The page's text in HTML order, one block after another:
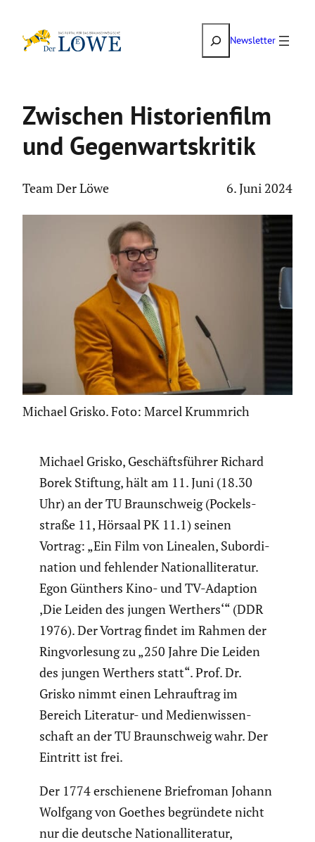
Inhalt
SuchenNewsletter
Zwischen Histo­ri­en­film
und Gegen­warts­kritik
Team Der Löwe 6. Juni 2024
Michael Grisko. Foto: Marcel Krummrich
Michael Grisko, Geschäfts­führer Richard
Borek Stiftung, hält am 11. Juni (18.30
Uhr) an der TU Braun­schweig (Pockels­
straße 11, Hörsaal PK 11.1) seinen
Vortrag: „Ein Film von Linealen, Subor­di­
na­tion und fehlender Natio­nal­li­te­ratur.
Egon Günthers Kino- und TV-Adaption
‚Die Leiden des jungen Werthers‘“ (DDR
1976). Der Vortrag findet im Rahmen der
Ringvor­le­sung zu „250 Jahre Die Leiden
des jungen Werthers statt“. Prof. Dr.
Grisko nimmt einen Lehrauf­trag im
Bereich Literatur- und Medien­wis­sen­
schaft an der TU Braun­schweig wahr. Der
Eintritt ist frei.
Der 1774 erschie­nene Brief­roman Johann
Wolfgang von Goethes begrün­dete nicht
nur die deutsche Natio­nal­li­te­ratur,